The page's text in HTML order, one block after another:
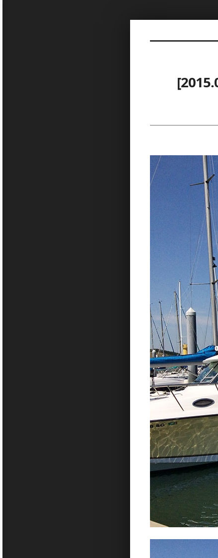
Sketchbook5, 스케치북5